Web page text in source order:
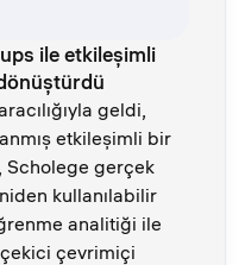
ile etkileşimli
geldi,
etkileşimli bir
Scholege gerçek
kullanılabilir
analitiği ile
çevrimiçi